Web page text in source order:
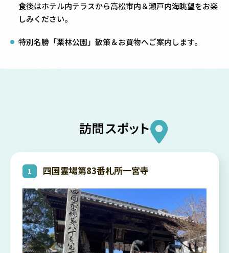
食後はホテル内テラスから高松市内＆瀬戸内海眺望をお楽
しみください。
特別名勝「栗林公園」散策＆お買物へご案内します。
訪問スポット
四国霊場第83番札所一宮寺